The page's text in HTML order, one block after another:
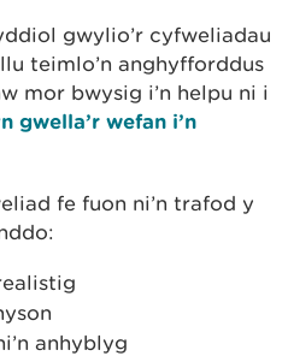
gwylio’r cyfweliadau
teimlo’n anghyfforddus
mor bwysig i’n helpu ni i
gwella’r wefan i’n
fe fuon ni’n trafod y
anhyblyg